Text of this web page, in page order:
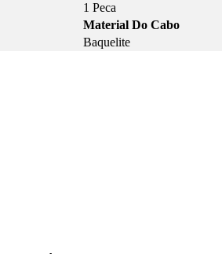
1 Peca
Material Do Cabo
Baquelite